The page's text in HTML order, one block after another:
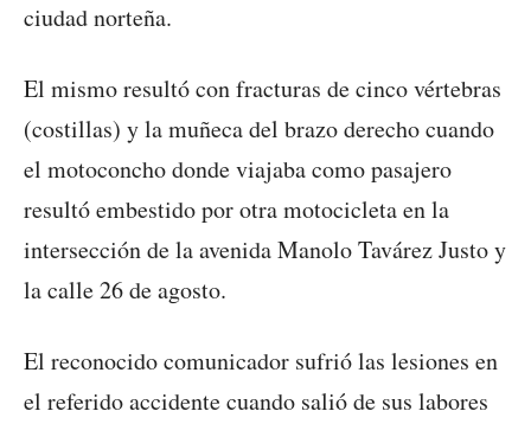
ciudad norteña.
El mismo resultó con fracturas de cinco vértebras
(costillas) y la muñeca del brazo derecho cuando
el motoconcho donde viajaba como pasajero
resultó embestido por otra motocicleta en la
intersección de la avenida Manolo Tavárez Justo y
la calle 26 de agosto.
El reconocido comunicador sufrió las lesiones en
el referido accidente cuando salió de sus labores